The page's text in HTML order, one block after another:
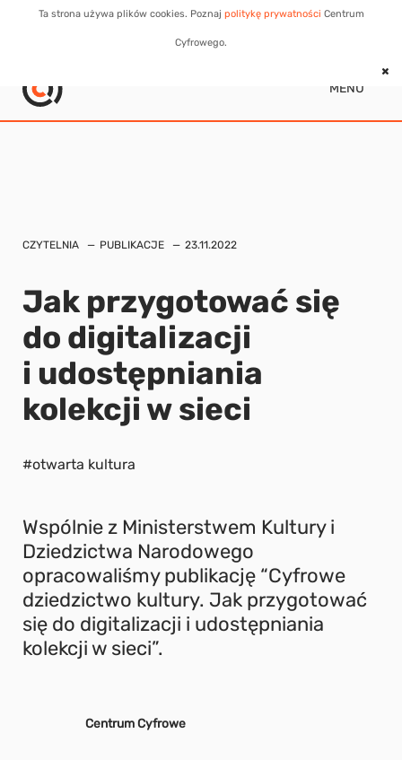
Ta strona używa plików cookies. Poznaj politykę prywatności Centrum
Cyfrowego.
MENU
CZYTELNIA PUBLIKACJE 23.11.2022
Jak przygotować się
do digitalizacji
i udostępniania
kolekcji w sieci
#otwarta kultura
Wspólnie z Ministerstwem Kultury i
Dziedzictwa Narodowego
opracowaliśmy publikację “Cyfrowe
dziedzictwo kultury. Jak przygotować
się do digitalizacji i udostępniania
kolekcji w sieci”.
Centrum Cyfrowe